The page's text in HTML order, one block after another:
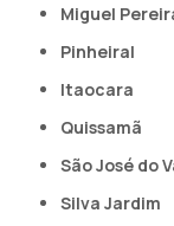
Miguel
Pinheiral
Itaocara
Quissamã
São José do
Silva Jardim